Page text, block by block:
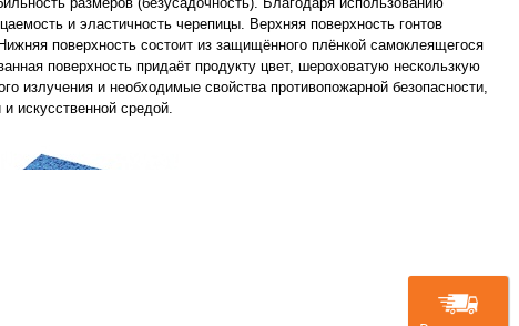
и эластичность черепицы. Верхняя поверхность гонтов
поверхность состоит из защищённого плёнкой самоклеящегося
поверхность придаёт продукту цвет, шероховатую нескользкую
излучения и необходимые свойства противопожарной безопасности,
искусственной средой.